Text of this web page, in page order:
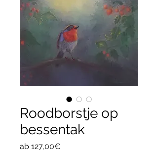
Roodborstje op
bessentak
ab 127,00€